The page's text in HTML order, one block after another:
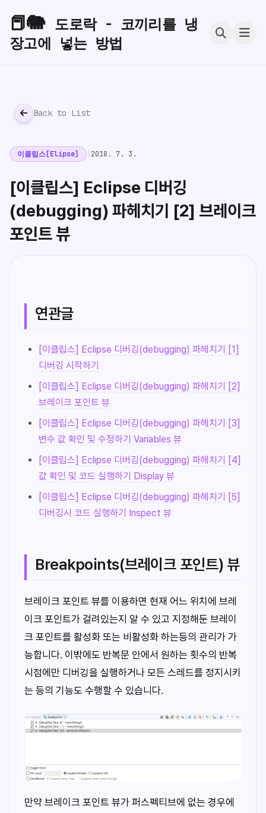
📕🐘 도로락 - 코끼리를 냉
장고에 넣는 방법
Back to List
이클립스[Elipse] 2018. 7. 3.
[이클립스] Eclipse 디버깅
(debugging) 파헤치기 [2] 브레이크
포인트 뷰
연관글
[이클립스] Eclipse 디버깅(debugging) 파헤치기 [1]
디버깅 시작하기
[이클립스] Eclipse 디버깅(debugging) 파헤치기 [2]
브레이크 포인트 뷰
[이클립스] Eclipse 디버깅(debugging) 파헤치기 [3]
변수 값 확인 및 수정하기 Variables 뷰
[이클립스] Eclipse 디버깅(debugging) 파헤치기 [4]
값 확인 및 코드 실행하기 Display 뷰
[이클립스] Eclipse 디버깅(debugging) 파헤치기 [5]
디버깅시 코드 실행하기 Inspect 뷰
Breakpoints(브레이크 포인트) 뷰
브레이크 포인트 뷰를 이용하면 현재 어느 위치에 브레
이크 포인트가 걸려있는지 알 수 있고 지정해둔 브레이
크 포인트를 활성화 또는 비활성화 하는등의 관리가 가
능합니다. 이밖에도 반복문 안에서 원하는 횟수의 반복
시점에만 디버깅을 실행하거나 모든 스레드를 정지시키
는 등의 기능도 수행할 수 있습니다.
만약 브레이크 포인트 뷰가 퍼스펙티브에 없는 경우에